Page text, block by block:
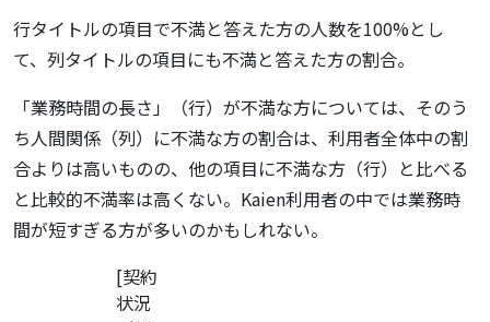
行タイトルの項目で不満と答えた方の人数を100%とし
て、列タイトルの項目にも不満と答えた方の割合。
「業務時間の長さ」（行）が不満な方については、そのう
ち人間関係（列）に不満な方の割合は、利用者全体中の割
合よりは高いものの、他の項目に不満な方（行）と比べる
と比較的不満率は高くない。Kaien利用者の中では業務時
間が短すぎる方が多いのかもしれない。
[契約
状況